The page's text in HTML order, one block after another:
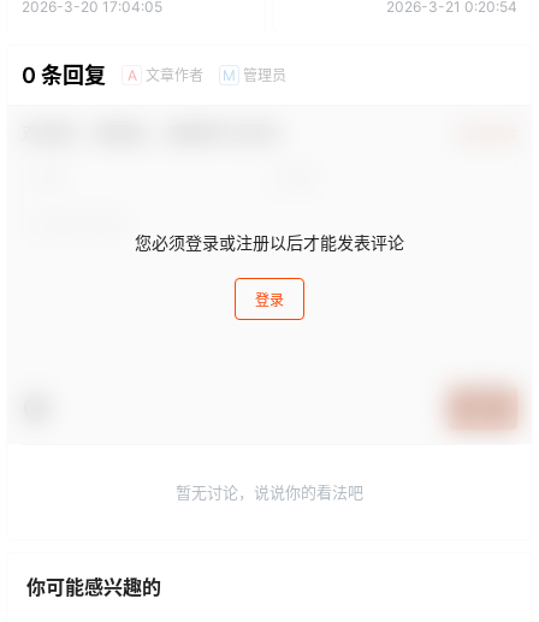
2026-3-20 17:04:05 2026-3-21 0:20:54
0 条回复 A 文章作者 M 管理员
您必须登录或注册以后才能发表评论
登录
暂无讨论，说说你的看法吧
你可能感兴趣的